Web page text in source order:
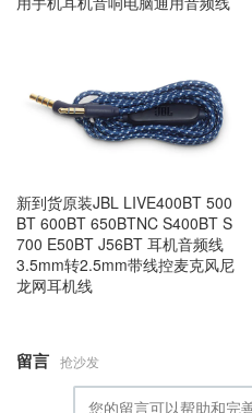
新到货原装JBL LIVE400BT 500
BT 600BT 650BTNC S400BT S
700 E50BT J56BT 耳机音频线
3.5mm转2.5mm带线控麦克风尼
龙网耳机线
留言 抢沙发